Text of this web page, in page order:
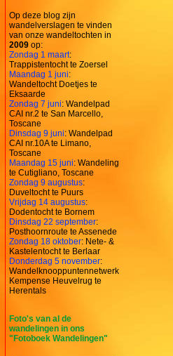
Op deze blog zijn
wandelverslagen te vinden
van onze wandeltochten in
2009 op:
Zondag 1 maart:
Trappistentocht te Zoersel
Maandag 1 juni:
Wandeltocht Doetjes te
Eksaarde
Zondag 7 juni: Wandelpad
CAI nr.2 te San Marcello,
Toscane
Dinsdag 9 juni: Wandelpad
CAI nr.10A te Limano,
Toscane
Maandag 15 juni: Wandeling
te Cutigliano, Toscane
Zondag 9 augustus:
Duveltocht te Puurs
Vrijdag 14 augustus:
Dodentocht te Bornem
Dinsdag 22 september:
Posthoornroute te Assenede
Zondag 18 oktober: Nete- &
Kastelentocht te Berlaar
Donderdag 5 november:
Wandelknooppuntennetwerk
Kempense Heuvelrug te
Herentals
Foto's van al de
wandelingen in ons
"Fotoboek Wandelingen"